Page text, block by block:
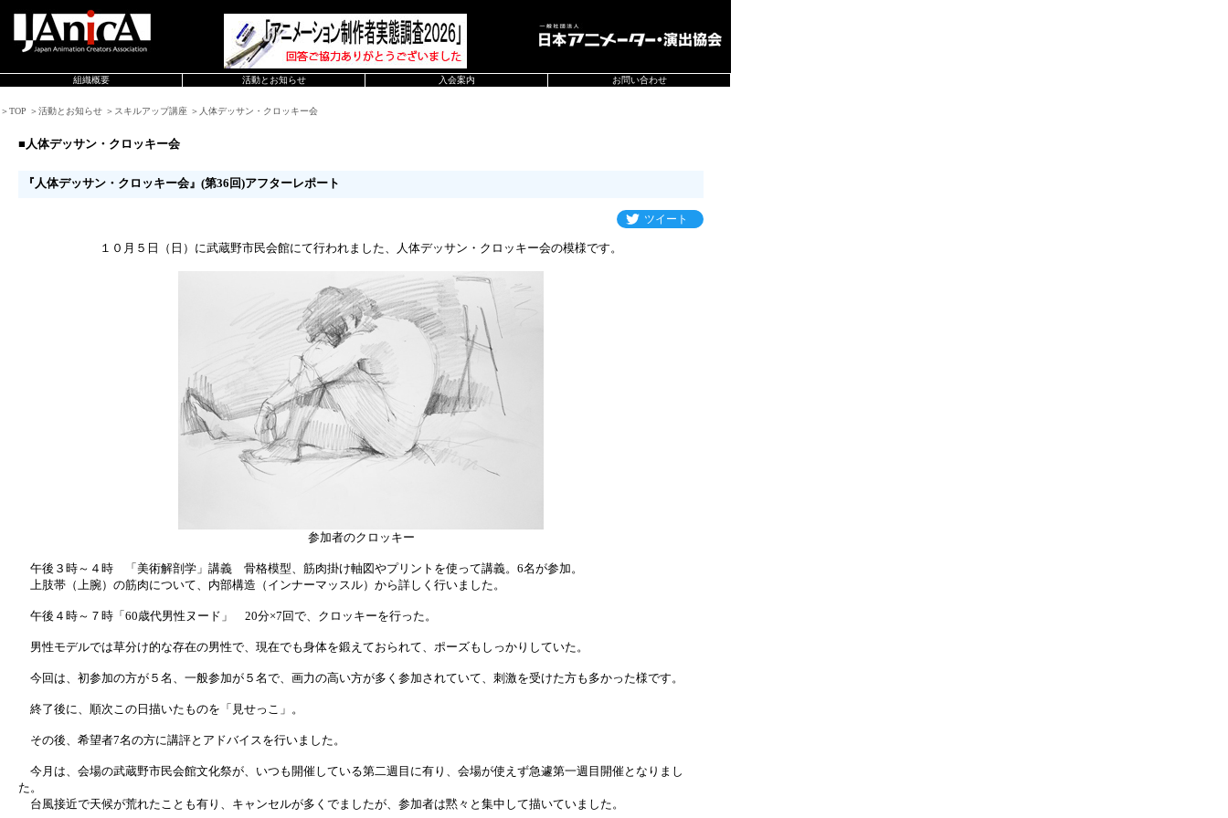
組織概要 活動とお知らせ 入会案内 お問い合わせ
＞TOP ＞活動とお知らせ ＞スキルアップ講座 ＞人体デッサン・クロッキー会
■人体デッサン・クロッキー会
『人体デッサン・クロッキー会』(第36回)アフターレポート
ツイート
１０月５日（日）に武蔵野市民会館にて行われました、人体デッサン・クロッキー会の模様です。
参加者のクロッキー
午後３時～４時 「美術解剖学」講義 骨格模型、筋肉掛け軸図やプリントを使って講義。6名が参加。
上肢帯（上腕）の筋肉について、内部構造（インナーマッスル）から詳しく行いました。
午後４時～７時「60歳代男性ヌード」 20分×7回で、クロッキーを行った。
男性モデルでは草分け的な存在の男性で、現在でも身体を鍛えておられて、ポーズもしっかりしていた。
今回は、初参加の方が５名、一般参加が５名で、画力の高い方が多く参加されていて、刺激を受けた方も多かった様です。
終了後に、順次この日描いたものを「見せっこ」。
その後、希望者7名の方に講評とアドバイスを行いました。
今月は、会場の武蔵野市民会館文化祭が、いつも開催している第二週目に有り、会場が使えず急遽第一週目開催となりまし
た。
台風接近で天候が荒れたことも有り、キャンセルが多くでましたが、参加者は黙々と集中して描いていました。